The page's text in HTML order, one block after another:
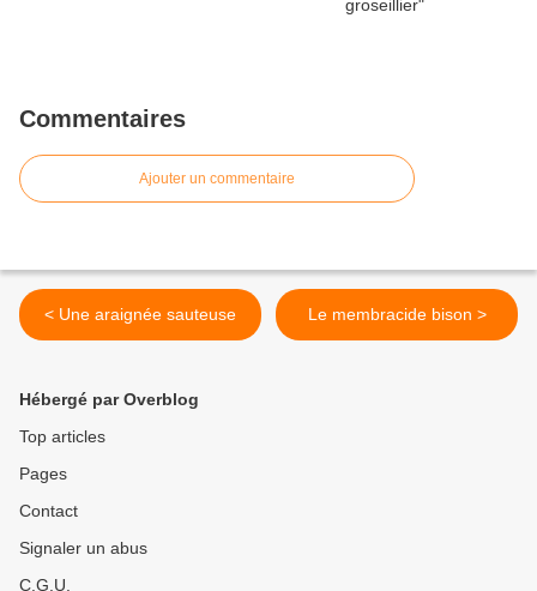
Commentaires
Ajouter un commentaire
< Une araignée sauteuse Le membracide bison >
Hébergé par Overblog
Top articles
Pages
Contact
Signaler un abus
C.G.U.